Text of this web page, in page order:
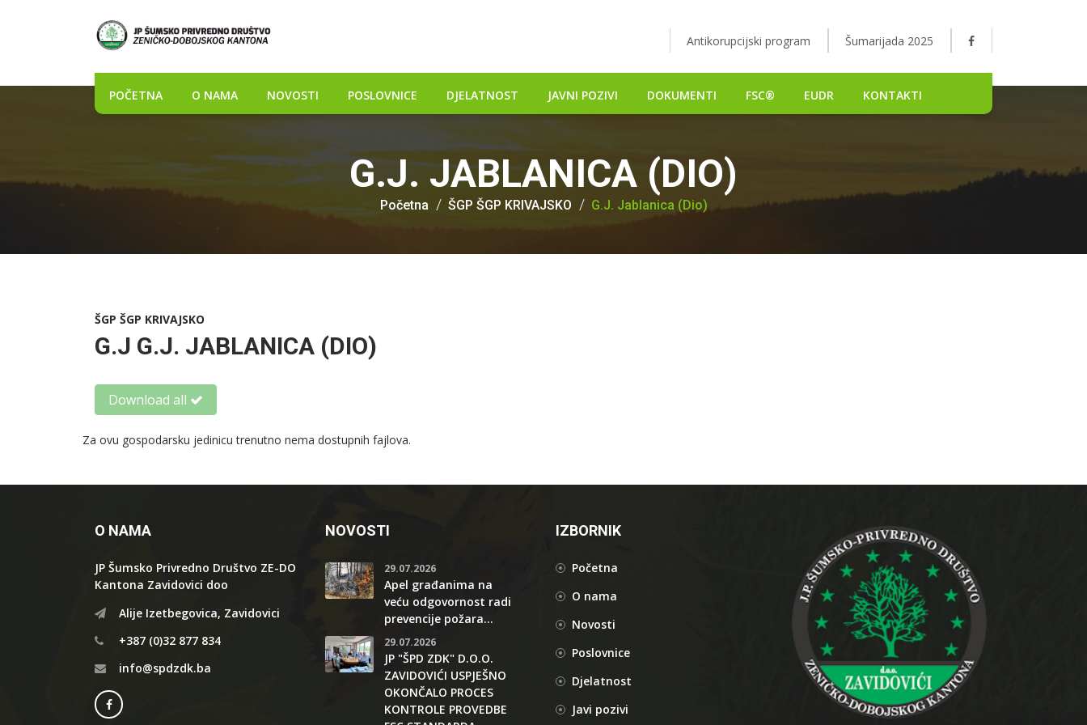
Šumarijada 2025
Antikorupcijski program
POČETNA O NAMA NOVOSTI POSLOVNICE DJELATNOST JAVNI POZIVI DOKUMENTI FSC® EUDR KONTAKTI
G.J. JABLANICA (DIO)
Početna ŠGP ŠGP KRIVAJSKO G.J. Jablanica (dio)
ŠGP ŠGP KRIVAJSKO
G.J G.J. JABLANICA (DIO)
Download all
Za ovu gospodarsku jedinicu trenutno nema dostupnih fajlova.
O NAMA
JP Šumsko Privredno Društvo ZE-DO
Kantona Zavidovici doo
Alije Izetbegovica, Zavidovici
+387 (0)32 877 834
info@spdzdk.ba
NOVOSTI
29.07.2026
Apel građanima na
veću odgovornost radi
prevencije požara...
29.07.2026
JP "ŠPD ZDK" D.O.O.
ZAVIDOVIĆI USPJEŠNO
OKONČALO PROCES
KONTROLE PROVEDBE
IZBORNIK
Početna
O nama
Novosti
Poslovnice
Djelatnost
Javi pozivi